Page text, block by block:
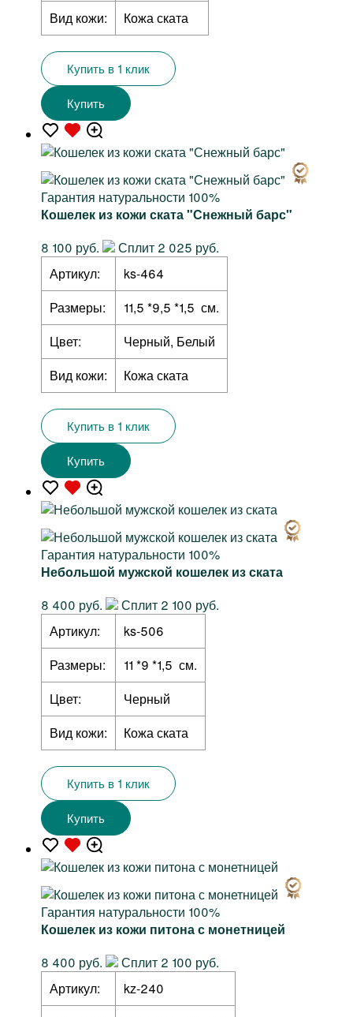
Вид кожи:
Кожа ската
Купить в 1 клик
Купить
Гарантия натуральности 100%
Кошелек из кожи ската "Снежный барс"
8 100 руб.
Сплит 2 025 руб.
Артикул:
ks-464
Размеры:
11,5 *9,5 *1,5 см.
Цвет:
Черный, Белый
Вид кожи:
Кожа ската
Купить в 1 клик
Купить
Гарантия натуральности 100%
Небольшой мужской кошелек из ската
8 400 руб.
Сплит 2 100 руб.
Артикул:
ks-506
Размеры:
11 *9 *1,5 см.
Цвет:
Черный
Вид кожи:
Кожа ската
Купить в 1 клик
Купить
Гарантия натуральности 100%
Кошелек из кожи питона с монетницей
8 400 руб.
Сплит 2 100 руб.
Артикул:
kz-240